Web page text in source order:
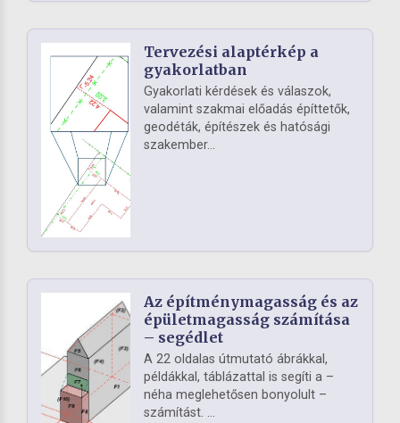
Tervezési alaptérkép a
gyakorlatban
Gyakorlati kérdések és válaszok,
valamint szakmai előadás építtetők,
geodéták, építészek és hatósági
szakember...
Az építménymagasság és az
épületmagasság számítása
– segédlet
A 22 oldalas útmutató ábrákkal,
példákkal, táblázattal is segíti a –
néha meglehetősen bonyolult –
számítást. ...